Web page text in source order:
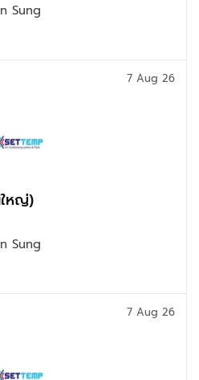
Sung
หญ่)
7 Aug 26
Sung
7 Aug 26